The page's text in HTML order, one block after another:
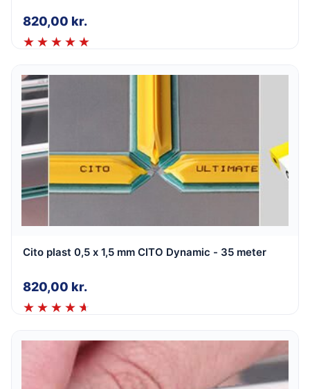
820,00 kr.
Cito plast 0,5 x 1,5 mm CITO Dynamic - 35 meter
820,00 kr.